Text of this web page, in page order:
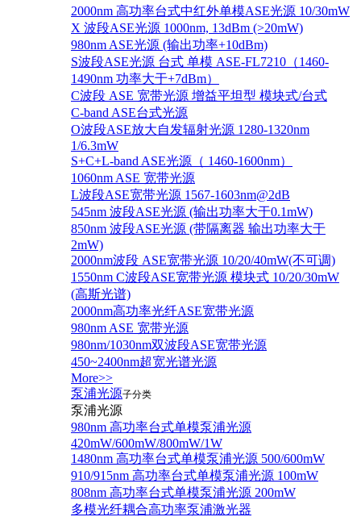
2000nm 高功率台式中红外单模ASE光源 10/30mW
X 波段ASE光源 1000nm, 13dBm (>20mW)
980nm ASE光源 (输出功率+10dBm)
S波段ASE光源 台式 单模 ASE-FL7210（1460-
1490nm 功率大于+7dBm）
C波段 ASE 宽带光源 增益平坦型 模块式/台式
C-band ASE台式光源
O波段ASE放大自发辐射光源 1280-1320nm
1/6.3mW
S+C+L-band ASE光源（ 1460-1600nm）
1060nm ASE 宽带光源
L波段ASE宽带光源 1567-1603nm@2dB
545nm 波段ASE光源 (输出功率大于0.1mW)
850nm 波段ASE光源 (带隔离器 输出功率大于
2mW)
2000nm波段 ASE宽带光源 10/20/40mW(不可调)
1550nm C波段ASE宽带光源 模块式 10/20/30mW
(高斯光谱)
2000nm高功率光纤ASE宽带光源
980nm ASE 宽带光源
980nm/1030nm双波段ASE宽带光源
450~2400nm超宽光谱光源
More>>
泵浦光源子分类
泵浦光源
980nm 高功率台式单模泵浦光源
420mW/600mW/800mW/1W
1480nm 高功率台式单模泵浦光源 500/600mW
910/915nm 高功率台式单模泵浦光源 100mW
808nm 高功率台式单模泵浦光源 200mW
多模光纤耦合高功率泵浦激光器